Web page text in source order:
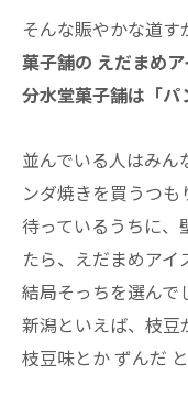
そんな賑やかな道
菓子舗の えだまめ
分水堂菓子舗は「パ
並んでいる人はみ
ンダ焼きを買うつ
待っているうちに、
たら、えだまめア
結局そっちを選んで
新潟といえば、枝豆
枝豆味とか ずんだ